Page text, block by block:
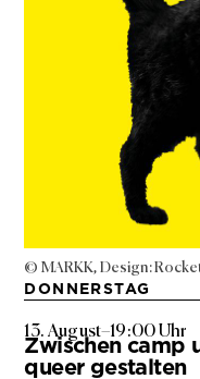
© MARKK, Design:
DONNERSTAG
13. August–19:00 Uhr
Zwischen camp
queer gestalten